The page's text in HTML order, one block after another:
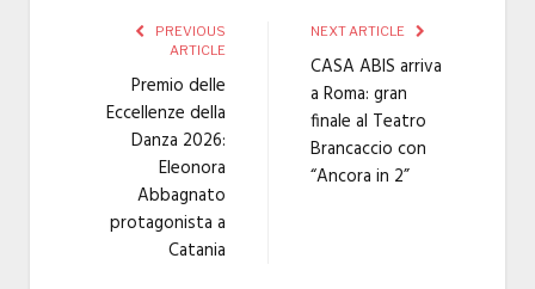
PREVIOUS
ARTICLE
Premio delle
Eccellenze della
Danza 2026:
Eleonora
Abbagnato
protagonista a
Catania
NEXT ARTICLE
CASA ABIS arriva
a Roma: gran
finale al Teatro
Brancaccio con
“Ancora in 2”